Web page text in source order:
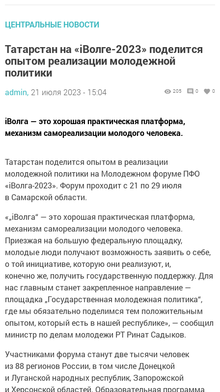
ЦЕНТРАЛЬНЫЕ НОВОСТИ
Татарстан на «iВолге-2023» поделится
опытом реализации молодежной
политики
admin, 21 июля 2023 - 15:04
iВолга — это хорошая практическая платформа,
механизм самореализации молодого человека.
Татарстан поделится опытом в реализации
молодежной политики на Молодежном форуме ПФО
«iВолга-2023». Форум проходит с 21 по 29 июля
в Самарской области.
«„iВолга“ — это хорошая практическая платформа,
механизм самореализации молодого человека.
Приезжая на большую федеральную площадку,
молодые люди получают возможность заявить о себе,
о той инициативе, которую они реализуют, и,
конечно же, получить государственную поддержку. Для
нас главным станет закрепленное направление —
площадка „Государственная молодежная политика“,
где мы обязательно поделимся тем положительным
опытом, который есть в нашей республике», — сообщил
министр по делам молодежи РТ Ринат Садыков.
Участниками форума станут две тысячи человек
из 88 регионов России, в том числе Донецкой
и Луганской народных республик, Запорожской
и Херсонской областей. Образовательная программа